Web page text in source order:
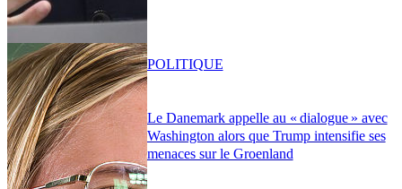
Le Danemark appelle au « dialogue » avec
Washington alors que Trump intensifie ses
menaces sur le Groenland
POLITIQUE